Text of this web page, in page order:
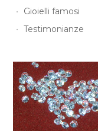
Gioielli famosi
Testimonianze